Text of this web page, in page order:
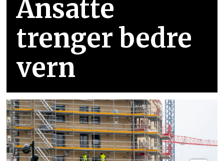
Ansatte
trenger bedre
vern